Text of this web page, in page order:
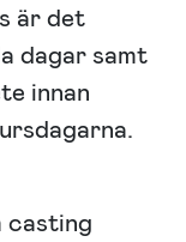
är det
dagar samt
innan
casting